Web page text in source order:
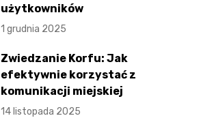
użytkowników
1 grudnia 2025
Zwiedzanie Korfu: Jak
efektywnie korzystać z
komunikacji miejskiej
14 listopada 2025